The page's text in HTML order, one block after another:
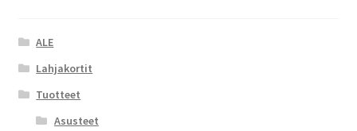
ALE
Lahjakortit
Tuotteet
Asusteet